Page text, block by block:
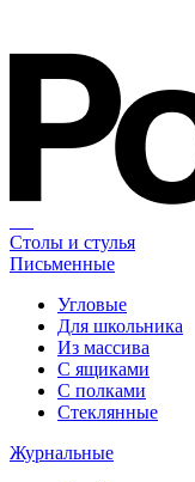
Столы и стулья
Письменные
Угловые
Для школьника
Из массива
С ящиками
С полками
Стеклянные
Журнальные